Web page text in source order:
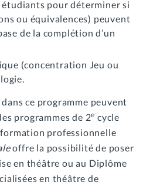
étudiants pour déterminer si
ou équivalences) peuvent
de la complétion d’un
(concentration Jeu ou
ce programme peuvent
programmes de 2e cycle
professionnelle
offre la possibilité de poser
en théâtre ou au Diplôme
en théâtre de